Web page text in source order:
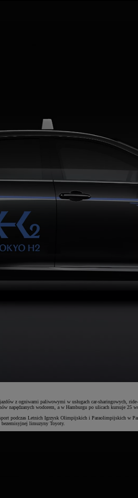
z ogniwami paliwowymi w usługach car-sharingowych,
napędzanych wodorem, a w Hamburgu po ulicach kursuje 25
podczas Letnich Igrzysk Olimpijskich i Paraolimpijskich
bezemisyjnej limuzyny Toyoty.